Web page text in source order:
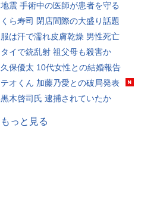
地震 手術中の医師が患者を守る
くら寿司 閉店間際の大盛り話題
服は汗で濡れ皮膚乾燥 男性死亡
タイで銃乱射 祖父母も殺害か
久保優太 10代女性との結婚報告
テオくん 加藤乃愛との破局発表
黒木啓司氏 逮捕されていたか
もっと見る